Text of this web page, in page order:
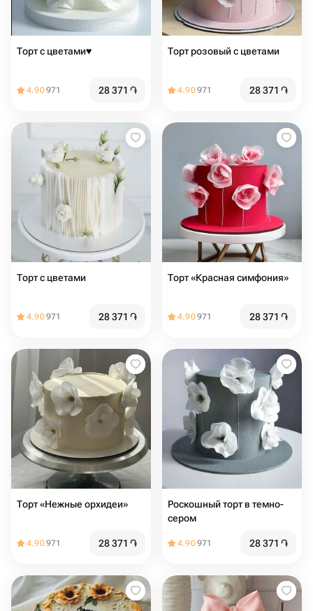
Торт с цветами♥️
4.90971 28 371 ֏
Торт розовый с цветами
4.90971 28 371 ֏
Торт с цветами
4.90971 28 371 ֏
Торт «Красная симфония»
4.90971 28 371 ֏
Торт «Нежные орхидеи»
4.90971 28 371 ֏
Роскошный торт в темно-
сером
4.90971 28 371 ֏